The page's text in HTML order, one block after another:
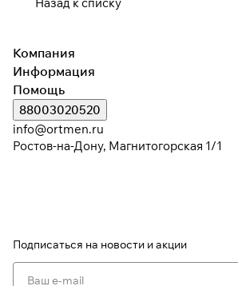
Компания
Информация
Помощь
88003020520
info@ortmen.ru
Ростов-на-Дону, Магнитогорская 1/1
Подписаться на новости и акции